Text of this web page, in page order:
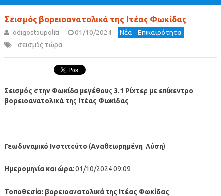
Σεισμός βορειοανατολικά της Ιτέας Φωκίδας
odigostoupoliti 01/10/2024
Νέα - Επικαιρότητα
σεισμός τώρα
Σεισμός στην Φωκίδα μεγέθους 3.1 Ρίχτερ με επίκεντρο
βορειοανατολικά της Ιτέας Φωκίδας
Γεωδυναμικό Ινστιτούτο (Αναθεωρημένη Λύση)
Ημερομηνία και ώρα: 01/10/2024 09:09
Τοποθεσία: βορειοανατολικά της Ιτέας Φωκίδας